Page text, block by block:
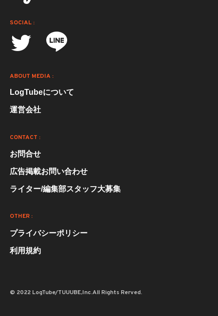
SOCIAL :
ABOUT MEDIA :
LogTubeについて
運営会社
CONTACT :
お問合せ
広告掲載お問い合わせ
ライター/編集部スタッフ大募集
OTHER :
プライバシーポリシー
利用規約
© 2022 LogTube/TUUUBE,Inc.All Rights Rerved.